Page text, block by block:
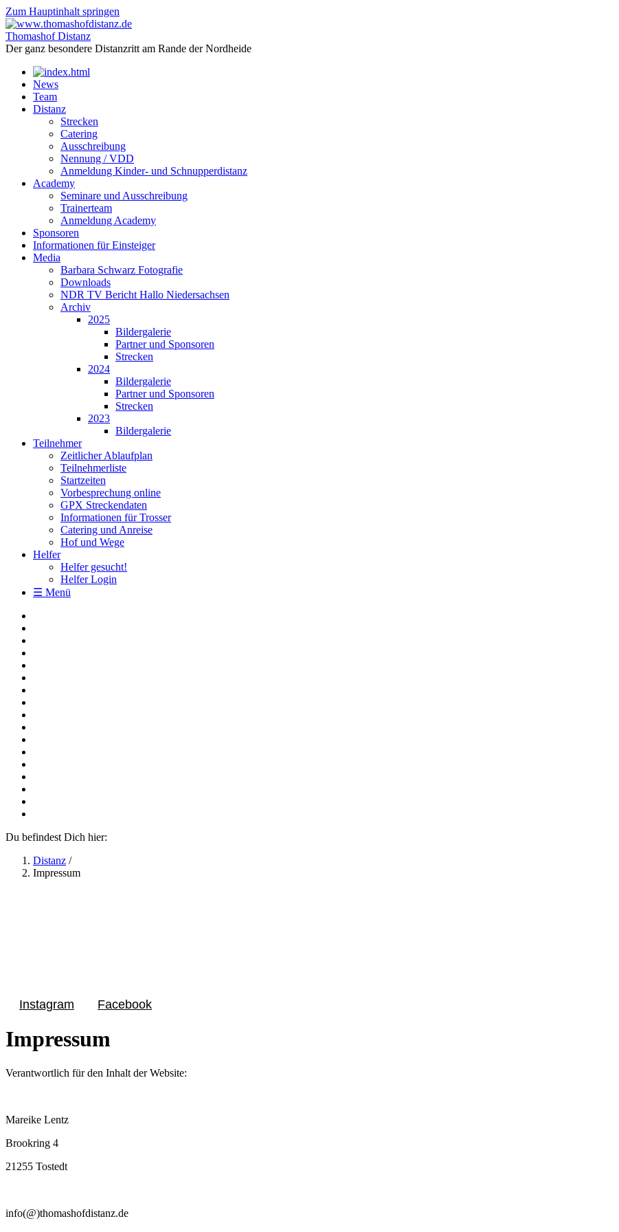
Zum Hauptinhalt springen
Thomashof Distanz
Der ganz besondere Distanzritt am Rande der Nordheide
News
Team
Distanz
Strecken
Catering
Ausschreibung
Nennung / VDD
Anmeldung Kinder- und Schnupperdistanz
Academy
Seminare und Ausschreibung
Trainerteam
Anmeldung Academy
Sponsoren
Informationen für Einsteiger
Media
Barbara Schwarz Fotografie
Downloads
NDR TV Bericht Hallo Niedersachsen
Archiv
2025
Bildergalerie
Partner und Sponsoren
Strecken
2024
Bildergalerie
Partner und Sponsoren
Strecken
2023
Bildergalerie
Teilnehmer
Zeitlicher Ablaufplan
Teilnehmerliste
Startzeiten
Vorbesprechung online
GPX Streckendaten
Informationen für Trosser
Catering und Anreise
Hof und Wege
Helfer
Helfer gesucht!
Helfer Login
☰ Menü
Du befindest Dich hier:
Distanz /
Impressum
Instagram Facebook
Impressum
​​​​Verantwortlich für den Inhalt der Website:
Mareike Lentz
Brookring 4
21255 Tostedt
info(@)thomashofdistanz.de